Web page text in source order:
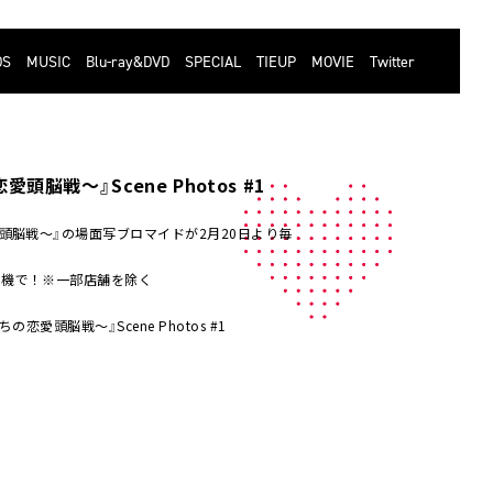
MUSIC Blu-ray&DVD SPECIAL TIEUP MOVIE Twitter
愛頭脳戦～』Scene Photos #1
脳戦〜』の場面写ブロマイドが2月20日より毎
で！※一部店舗を除く
の恋愛頭脳戦～』Scene Photos #1